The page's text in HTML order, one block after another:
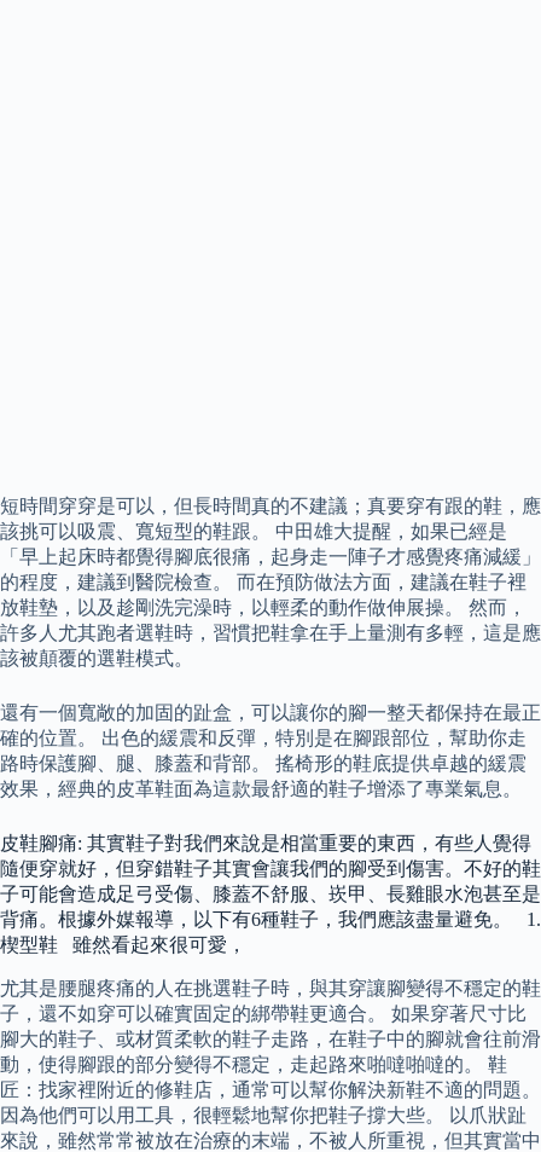
短時間穿穿是可以，但長時間真的不建議；真要穿有跟的鞋，應
該挑可以吸震、寬短型的鞋跟。 中田雄大提醒，如果已經是
「早上起床時都覺得腳底很痛，起身走一陣子才感覺疼痛減緩」
的程度，建議到醫院檢查。 而在預防做法方面，建議在鞋子裡
放鞋墊，以及趁剛洗完澡時，以輕柔的動作做伸展操。 然而，
許多人尤其跑者選鞋時，習慣把鞋拿在手上量測有多輕，這是應
該被顛覆的選鞋模式。
還有一個寬敞的加固的趾盒，可以讓你的腳一整天都保持在最正
確的位置。 出色的緩震和反彈，特別是在腳跟部位，幫助你走
路時保護腳、腿、膝蓋和背部。 搖椅形的鞋底提供卓越的緩震
效果，經典的皮革鞋面為這款最舒適的鞋子增添了專業氣息。
皮鞋腳痛: 其實鞋子對我們來說是相當重要的東西，有些人覺得
隨便穿就好，但穿錯鞋子其實會讓我們的腳受到傷害。不好的鞋
子可能會造成足弓受傷、膝蓋不舒服、崁甲、長雞眼水泡甚至是
背痛。根據外媒報導，以下有6種鞋子，我們應該盡量避免。 1.
楔型鞋 雖然看起來很可愛，
尤其是腰腿疼痛的人在挑選鞋子時，與其穿讓腳變得不穩定的鞋
子，還不如穿可以確實固定的綁帶鞋更適合。 如果穿著尺寸比
腳大的鞋子、或材質柔軟的鞋子走路，在鞋子中的腳就會往前滑
動，使得腳跟的部分變得不穩定，走起路來啪噠啪噠的。 鞋
匠：找家裡附近的修鞋店，通常可以幫你解決新鞋不適的問題。
因為他們可以用工具，很輕鬆地幫你把鞋子撐大些。 以爪狀趾
來說，雖然常常被放在治療的末端，不被人所重視，但其實當中